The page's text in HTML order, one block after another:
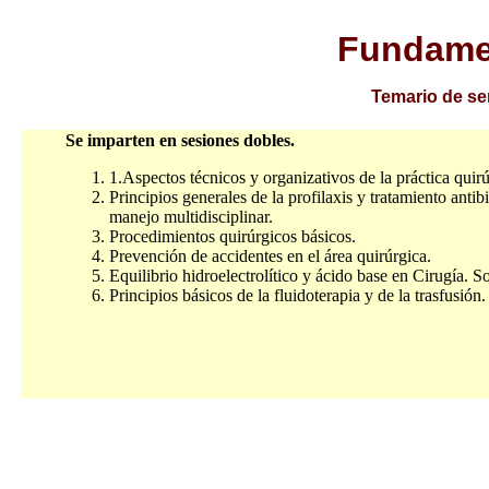
Temario de
Se imparten en sesiones dobles.
1.Aspectos técnicos y organizativos de la práctica
Principios generales de la profilaxis y tratamiento
manejo multidisciplinar.
Procedimientos quirúrgicos básicos.
Prevención de accidentes en el área quirúrgica.
Equilibrio hidroelectrolítico y ácido base en Cirugía.
Principios básicos de la fluidoterapia y de la trasfusión.